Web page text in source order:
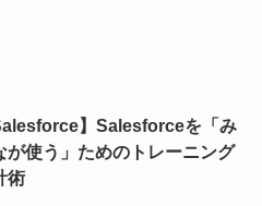
】Salesforceを「み
が使う」ためのトレーニング
術